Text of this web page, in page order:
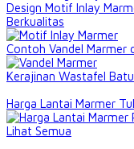
Design Motif Inlay
Berkualitas
Contoh Vandel Marmer
Kerajinan Wastafel
Harga Lantai Marmer
Lihat Semua